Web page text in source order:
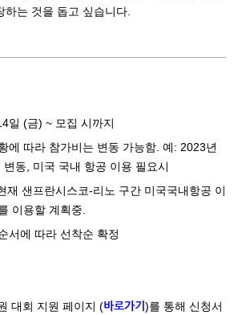
하는 것을 돕고 싶습니다.
일 (금) ~ 모집 시까지
에 따라 참가비는 변동 가능함. 예: 2023년
동, 미국 국내 항공 이용 필요시
재 샌프란시스코-리노 구간 미국국내항공 이
이용할 계획중.
서에 따라 선착순 확정
대회 지원 페이지 (바로가기 )를 통해 신청서